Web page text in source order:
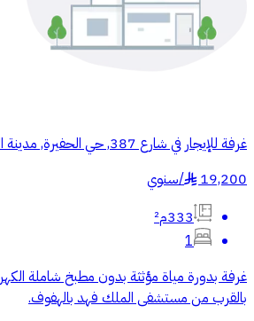
غرفة للإيجار في شارع 387, حي الحفيرة, مدينة الاحساء, المنطقة الشرقية
19,200
§
/سنوي
333م²
1
غرفة بدورة مياة مؤثثة بدون مطبخ شاملة
بالقرب من مستشفى الملك فهد بالهفوف.